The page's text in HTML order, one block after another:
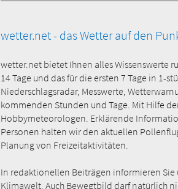
wetter.net - das Wetter auf den
wetter.net bietet Ihnen alles Wissenswerte
14 Tage und das für die ersten 7 Tage in 1-
Niederschlagsradar, Messwerte,
kommenden Stunden und Tage. Mit Hilfe
Hobbymeteorologen. Erklärende
Personen halten wir den aktuellen
Planung von Freizeitaktivitäten.
In redaktionellen Beiträgen informieren Sie
Klimawelt. Auch Bewegtbild darf natürlich